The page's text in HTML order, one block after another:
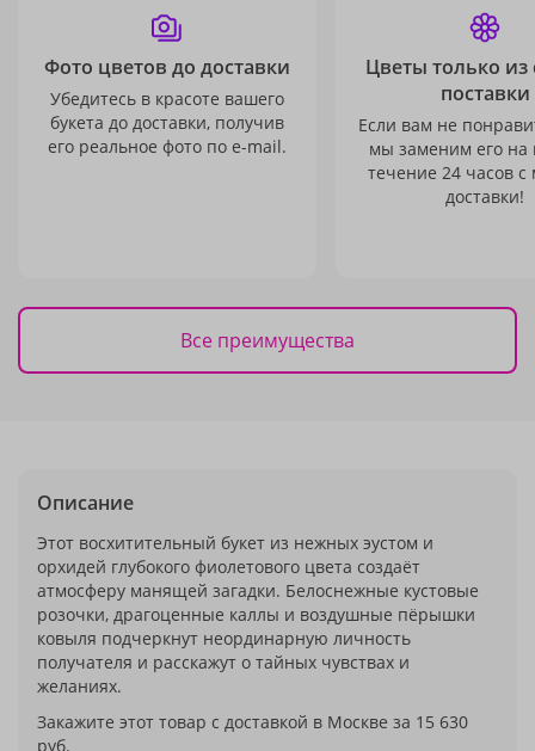
Фото цветов до доставки
Убедитесь в красоте вашего
букета до доставки, получив
его реальное фото по e-mail.
Цветы только из
поставки
Если вам не
мы заменим его на
течение 24 часов с
доставки!
Все преимущества
Описание
Этот восхитительный букет из нежных эустом и
орхидей глубокого фиолетового цвета создаёт
атмосферу манящей загадки. Белоснежные кустовые
розочки, драгоценные каллы и воздушные пёрышки
ковыля подчеркнут неординарную личность
получателя и расскажут о тайных чувствах и
желаниях.
Закажите этот товар с доставкой в Москве за 15 630
руб.